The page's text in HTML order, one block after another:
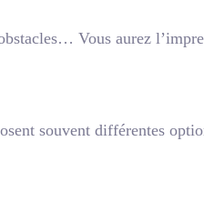
Vous aurez
souvent différentes